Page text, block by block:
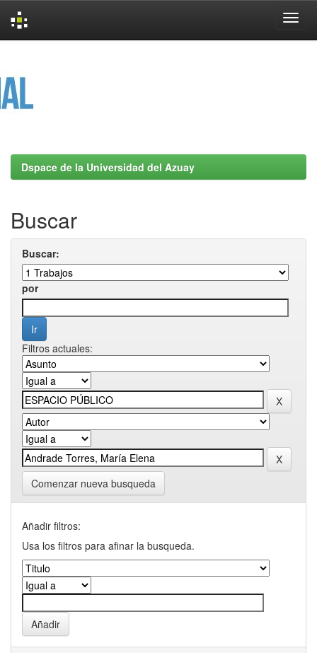
Dspace de la Universidad del Azuay
Buscar
Buscar:
por
Filtros actuales:
Comenzar nueva busqueda
Añadir filtros:
Usa los filtros para afinar la busqueda.